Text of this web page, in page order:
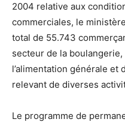
2004 relative aux
commerciales, le
total de 55.743
secteur de la
l’alimentation générale et
relevant de diverses
Le programme de